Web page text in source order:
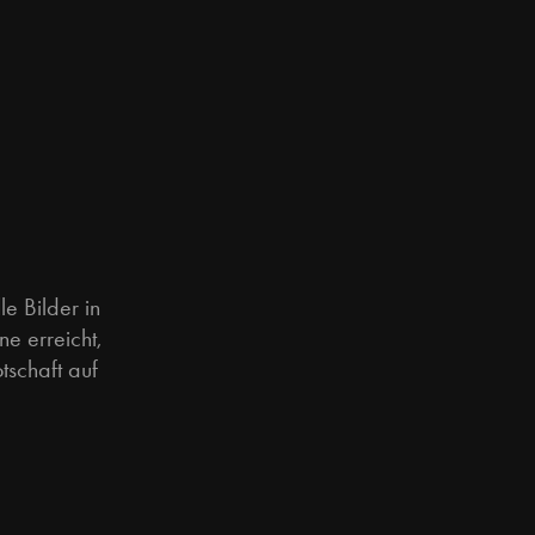
Bilder in
erreicht,
auf